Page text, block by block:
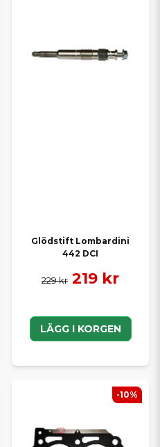
Glödstift Lombardini
442 DCI
229 kr 219 kr
LÄGG I KORGEN
-10%